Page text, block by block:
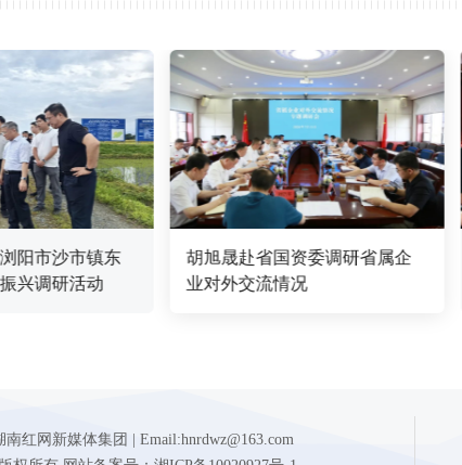
阳市沙市镇东
兴调研活动
胡旭晟赴省国资委调研省属企
业对外交流情况
红网新媒体集团 | Email:hnrdwz@163.com